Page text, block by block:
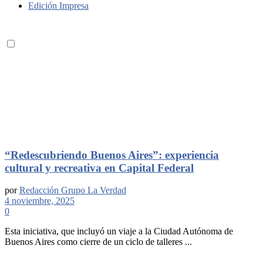
Edición Impresa
“Redescubriendo Buenos Aires”: experiencia
cultural y recreativa en Capital Federal
por Redacción Grupo La Verdad
4 noviembre, 2025
0
Esta iniciativa, que incluyó un viaje a la Ciudad Autónoma de
Buenos Aires como cierre de un ciclo de talleres ...